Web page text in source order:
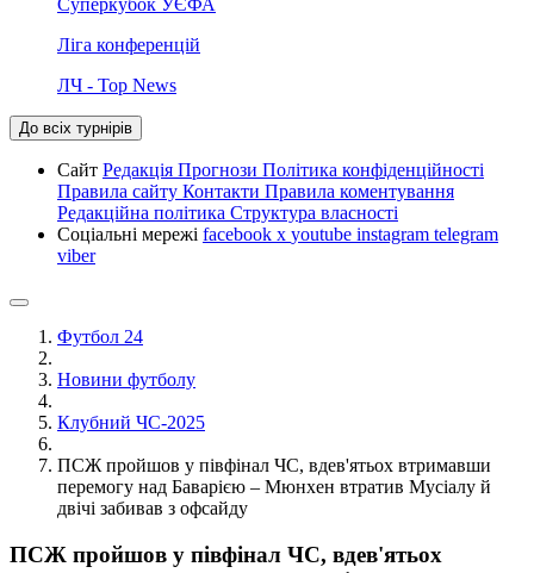
Суперкубок УЄФА
Ліга конференцій
ЛЧ - Top News
До всіх турнірів
Сайт Редакція Прогнози Політика конфіденційності
Правила сайту Контакти Правила коментування
Редакційна політика Структура власності
Соціальні мережі facebook x youtube instagram telegram
viber
Футбол 24
Новини футболу
Клубний ЧС-2025
ПСЖ пройшов у півфінал ЧС, вдев'ятьох втримавши
перемогу над Баварією – Мюнхен втратив Мусіалу й
двічі забивав з офсайду
ПСЖ пройшов у півфінал ЧС, вдев'ятьох